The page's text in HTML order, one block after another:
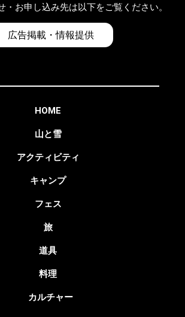
・お申し込み先は以下をご覧ください。
広告掲載・情報提供
HOME
山と雪
アクティビティ
キャンプ
フェス
旅
道具
料理
カルチャー